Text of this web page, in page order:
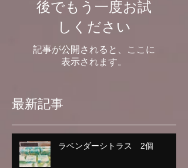
後でもう一度お試
しください
記事が公開されると、ここに
表示されます。
最新記事
ラベンダーシトラス 2個